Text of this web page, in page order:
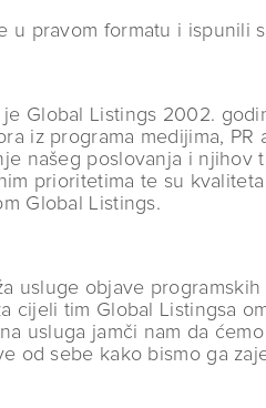
u pravom formatu i
Global Listings 2002.
iz programa medijima,
našeg poslovanja i
prioritetima te su
Global Listings.
usluge objave
cijeli tim Global Listingsa
usluga jamči nam da
od sebe kako bismo ga